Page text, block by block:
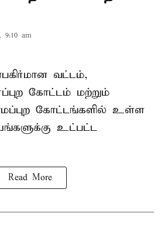
9:10 am
வட்டம்,
கோட்டம் மற்றும்
கோட்டங்களில் உள்ள
உட்பட்ட
Read More